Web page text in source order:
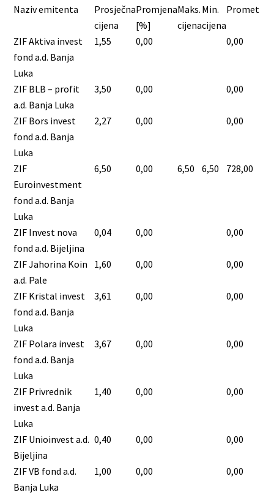
Naziv emitenta
Prosječna
cijena
Promjena
[%]
Maks.
cijena
Min.
cijena
Promet
ZIF Aktiva invest
fond a.d. Banja
Luka
1,55 0,00 0,00
ZIF BLB – profit
a.d. Banja Luka
3,50 0,00 0,00
ZIF Bors invest
fond a.d. Banja
Luka
2,27 0,00 0,00
ZIF
Euroinvestment
fond a.d. Banja
Luka
6,50 0,00 6,50 6,50 728,00
ZIF Invest nova
fond a.d. Bijeljina
0,04 0,00 0,00
ZIF Jahorina Koin
a.d. Pale
1,60 0,00 0,00
ZIF Kristal invest
fond a.d. Banja
Luka
3,61 0,00 0,00
ZIF Polara invest
fond a.d. Banja
Luka
3,67 0,00 0,00
ZIF Privrednik
invest a.d. Banja
Luka
1,40 0,00 0,00
ZIF Unioinvest a.d.
Bijeljina
0,40 0,00 0,00
ZIF VB fond a.d.
Banja Luka
1,00 0,00 0,00